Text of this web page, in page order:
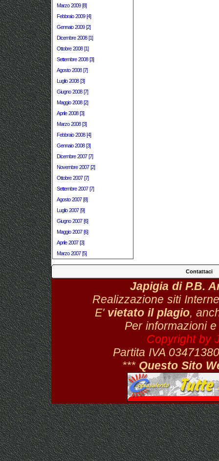
Marzo 2009 [8]
Febbraio 2009 [4]
Gennaio 2009 [2]
Dicembre 2008 [1]
Ottobre 2008 [1]
Settembre 2008 [3]
Agosto 2008 [7]
Luglio 2008 [3]
Giugno 2008 [7]
Maggio 2008 [2]
Aprile 2008 [3]
Marzo 2008 [3]
Febbraio 2008 [4]
Gennaio 2008 [3]
Dicembre 2007 [7]
Novembre 2007 [2]
Ottobre 2007 [7]
Settembre 2007 [7]
Agosto 2007 [8]
Luglio 2007 [9]
Giugno 2007 [6]
Maggio 2007 [6]
Aprile 2007 [3]
Marzo 2007 [5]
Contattaci
Japigia di P.B.
Realizzazione siti
E' vietato il plagio,
Per informazioni
Copyright by
Partita IVA
*** Questo Sito